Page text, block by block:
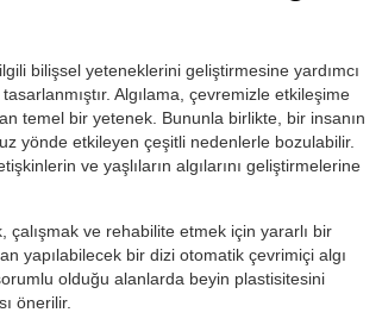
bilişsel yeteneklerini geliştirmesine yardımcı
Algılama, çevremizle etkileşime
temel bir yetenek. Bununla birlikte, bir insanın
yönde etkileyen çeşitli nedenlerle bozulabilir.
ve yaşlıların algılarını geliştirmelerine
çalışmak ve rehabilite etmek için yararlı bir
yapılabilecek bir dizi otomatik çevrimiçi algı
olduğu alanlarda beyin plastisitesini
önerilir.